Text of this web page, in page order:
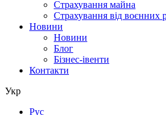
Страхування майна
Страхування від воєнних
Новини
Новини
Блог
Бізнес-івенти
Контакти
Укр
Рус